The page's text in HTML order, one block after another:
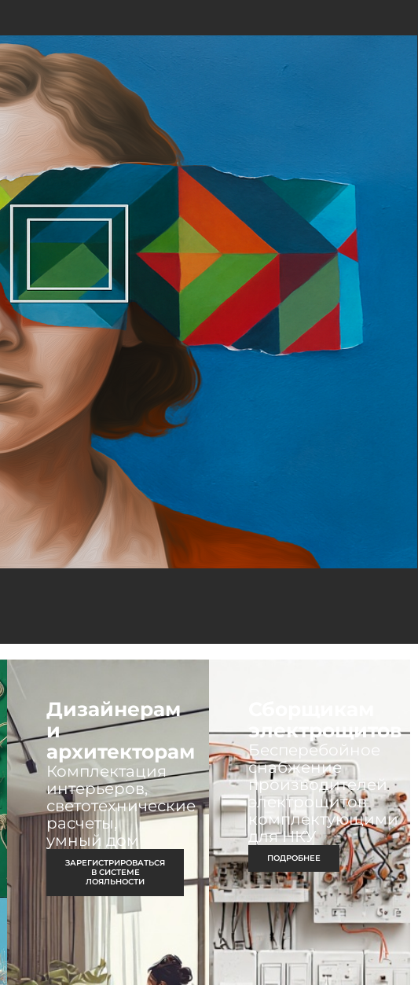
МЕРОПРИЯТИЯ КОНТАКТЫ
Дизайнерам
и
архитекторам
Комплектация
интерьеров,
светотехнические
расчеты,
умный дом
ЗАРЕГИСТРИРОВАТЬСЯ
В СИСТЕМЕ
ЛОЯЛЬНОСТИ
электрощитов
Бесперебойное
снабжение
производителей
электрощитов
комплектующими
для НКУ
ПОДРОБНЕЕ